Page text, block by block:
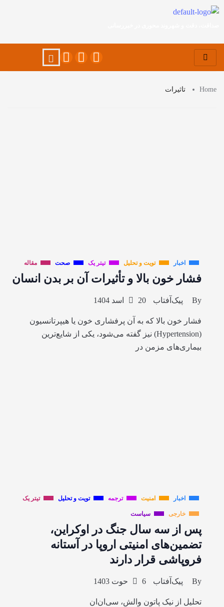
Home تاثیرات
اخبار تویت و تحلیل تیتر یک صحت مقاله
فشار خون بالا و تأثیرات آن بر بدن انسان
By پیک‌آفتاب 20 اسد 1404
فشار خون بالا که به آن پرفشاری خون یا هیپرتانسیون
(Hypertension) نیز گفته می‌شود، یکی از شایع‌ترین
بیماری‌های مزمن در
اخبار امنیت ترجمه تویت و تحلیل تیتر یک
خارجی سیاست
پس از سه سال جنگ در اوکراین،
تضمین‌های امنیتی اروپا در آستانه
فروپاشی قرار دارند
By پیک‌آفتاب 6 حوت 1403
تحلیل از نیک پاتون والش، سی‌ان‌ان